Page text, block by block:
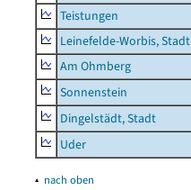
Teistungen
Leinefelde-Worbis, Stadt
Am Ohmberg
Sonnenstein
Dingelstädt, Stadt
Uder
▴ nach oben